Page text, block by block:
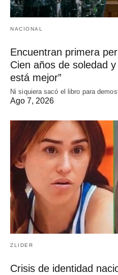
NACIONAL
Encuentran primera
Cien años de soledad
está mejor”
Ni siquiera sacó el libro para
Ago 7, 2026
ZLIDER
Crisis de identidad